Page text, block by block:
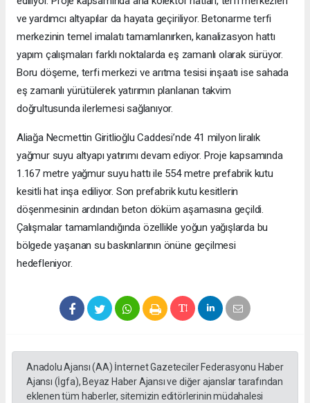
ve yardımcı altyapılar da hayata geçiriliyor. Betonarme terfi
merkezinin temel imalatı tamamlanırken, kanalizasyon hattı
yapım çalışmaları farklı noktalarda eş zamanlı olarak sürüyor.
Boru döşeme, terfi merkezi ve arıtma tesisi inşaatı ise sahada
eş zamanlı yürütülerek yatırımın planlanan takvim
doğrultusunda ilerlemesi sağlanıyor.
Aliağa Necmettin Giritlioğlu Caddesi’nde 41 milyon liralık
yağmur suyu altyapı yatırımı devam ediyor. Proje kapsamında
1.167 metre yağmur suyu hattı ile 554 metre prefabrik kutu
kesitli hat inşa ediliyor. Son prefabrik kutu kesitlerin
döşenmesinin ardından beton döküm aşamasına geçildi.
Çalışmalar tamamlandığında özellikle yoğun yağışlarda bu
bölgede yaşanan su baskınlarının önüne geçilmesi
hedefleniyor.
Anadolu Ajansı (AA) İnternet Gazeteciler Federasyonu Haber
Ajansı (İgfa), Beyaz Haber Ajansı ve diğer ajanslar tarafından
eklenen tüm haberler, sitemizin editörlerinin müdahalesi